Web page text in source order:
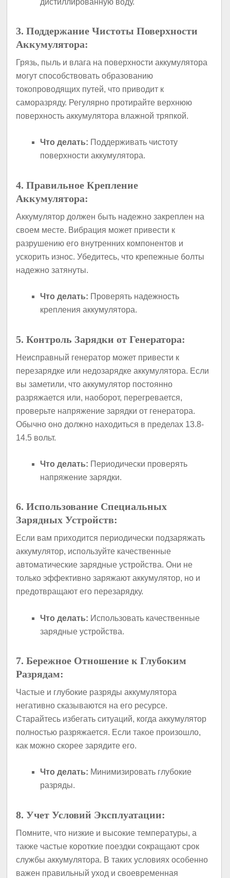
3. Поддержание Чистоты Поверхности
Аккумулятора:
Грязь, пыль и влага на поверхности аккумулятора
могут способствовать образованию
токопроводящих путей, что приводит к
саморазряду. Регулярно протирайте верхнюю
поверхность аккумулятора влажной тряпкой.
Что делать: Поддерживать чистоту
поверхности аккумулятора.
4. Правильное Крепление
Аккумулятора:
Аккумулятор должен быть надежно закреплен на
своем месте. Вибрация может привести к
разрушению его внутренних компонентов и
ускорить износ. Убедитесь, что крепежные болты
надежно затянуты.
Что делать: Проверять надежность
крепления аккумулятора.
5. Контроль Зарядки от Генератора:
Неисправный генератор может привести к
перезарядке или недозарядке аккумулятора. Если
вы заметили, что аккумулятор постоянно
разряжается или, наоборот, перегревается,
проверьте напряжение зарядки от генератора.
Обычно оно должно находиться в пределах 13.8-
14.5 вольт.
Что делать: Периодически проверять
напряжение зарядки.
6. Использование Специальных
Зарядных Устройств:
Если вам приходится периодически подзаряжать
аккумулятор, используйте качественные
автоматические зарядные устройства. Они не
только эффективно заряжают аккумулятор, но и
предотвращают его перезарядку.
Что делать: Использовать качественные
зарядные устройства.
7. Бережное Отношение к Глубоким
Разрядам:
Частые и глубокие разряды аккумулятора
негативно сказываются на его ресурсе.
Старайтесь избегать ситуаций, когда аккумулятор
полностью разряжается. Если такое произошло,
как можно скорее зарядите его.
Что делать: Минимизировать глубокие
разряды.
8. Учет Условий Эксплуатации:
Помните, что низкие и высокие температуры, а
также частые короткие поездки сокращают срок
службы аккумулятора. В таких условиях особенно
важен правильный уход и своевременная